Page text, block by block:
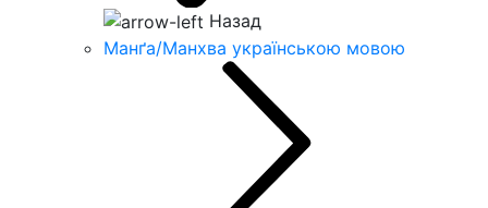
Назад
Манґа/Манхва українською мовою